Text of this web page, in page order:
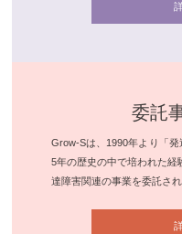
委託
Grow-Sは、1990年より「
5年の歴史の中で培われた経
達障害関連の事業を委託